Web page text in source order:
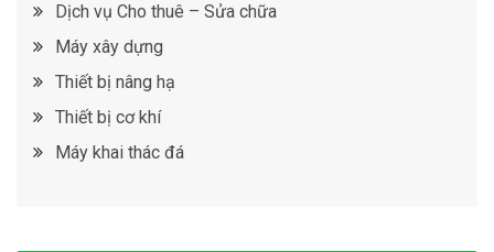
Dịch vụ Cho thuê – Sửa chữa
Máy xây dựng
Thiết bị nâng hạ
Thiết bị cơ khí
Máy khai thác đá